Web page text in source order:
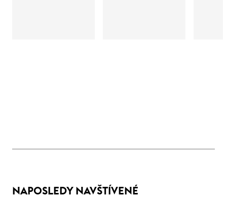
NAPOSLEDY NAVŠTÍVENÉ